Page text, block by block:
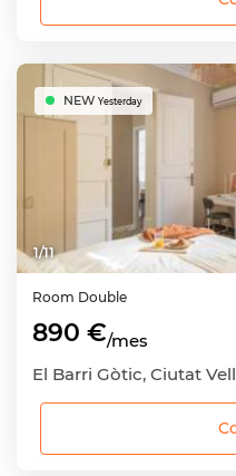
1/11
NEW Yesterday
Room Double
890 €/mes